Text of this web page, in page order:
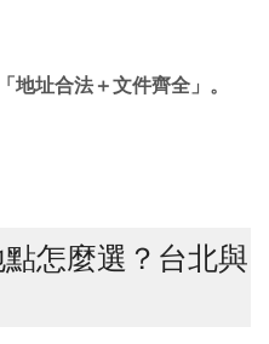
址合法＋文件齊全」。
怎麼選？台北與